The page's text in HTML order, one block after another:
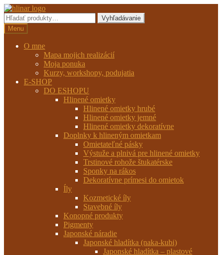
Preskočiť
na
navigáciu
Preskočiť
na
obsah
Hľadať:
Vyhľadávanie
Menu
O mne
Mapa mojich realizácií
Moja ponuka
Kurzy, workshopy, podujatia
E-SHOP
DO ESHOPU
Hlinené omietky
Hlinené omietky hrubé
Hlinené omietky jemné
Hlinené omietky dekoratívne
Doplnky k hlineným omietkam
Omietateľné pásky
Výstuže a plnivá pre hlinené omietky
Trstinové rohože štukatérske
Sponky na rákos
Dekoratívne prímesi do omietok
Íly
Kozmetické íly
Stavebné íly
Konopné produkty
Pigmenty
Japonské náradie
Japonské hladítka (naka-kubi)
Japonské hladítka – plastové